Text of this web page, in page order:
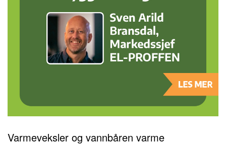
Varmeveksler og vannbåren varme